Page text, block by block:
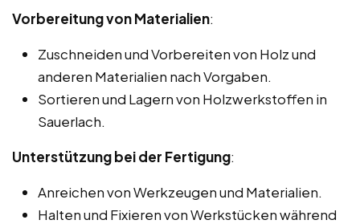
Vorbereitung von Materialien:
Zuschneiden und Vorbereiten von Holz und
anderen Materialien nach Vorgaben.
Sortieren und Lagern von Holzwerkstoffen in
Sauerlach.
Unterstützung bei der Fertigung:
Anreichen von Werkzeugen und Materialien.
Halten und Fixieren von Werkstücken während